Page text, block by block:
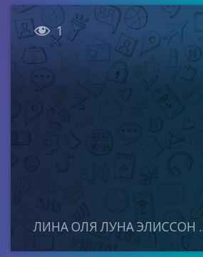
 1
ЛИНА ОЛЯ ЛУНА ЭЛИССОН